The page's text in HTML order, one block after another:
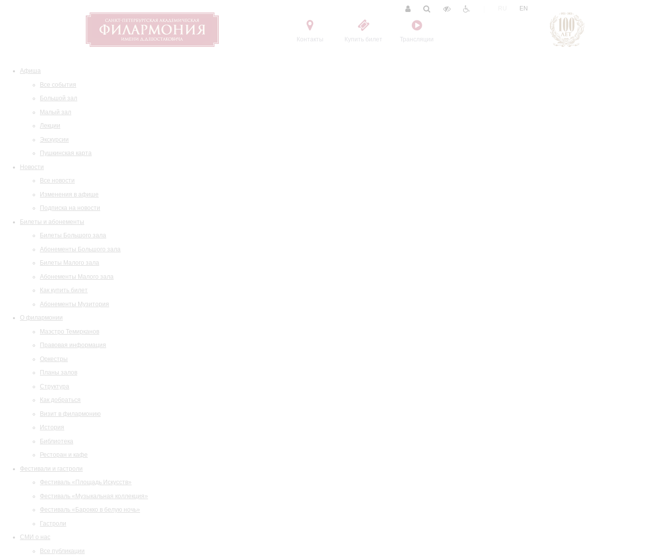
Контакты Купить билет Трансляции
EN
Афиша
Все события
Большой зал
Малый зал
Лекции
Экскурсии
Пушкинская карта
Новости
Все новости
Изменения в афише
Подписка на новости
Билеты и абонементы
Билеты Большого зала
Абонементы Большого зала
Билеты Малого зала
Абонементы Малого зала
Как купить билет
Абонементы Музитория
О филармонии
Маэстро Темирканов
Правовая информация
Оркестры
Планы залов
Структура
Как добраться
Визит в филармонию
История
Библиотека
Ресторан и кафе
Фестивали и гастроли
Фестиваль «Площадь Искусств»
Фестиваль «Музыкальная коллекция»
Фестиваль «Барокко в белую ночь»
Гастроли
СМИ о нас
Все публикации